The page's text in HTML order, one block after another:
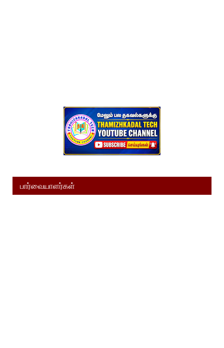
பார்வையாளர்கள்